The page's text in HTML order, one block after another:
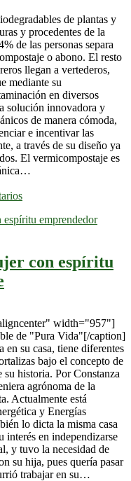
de plantas y
y procedentes de la
de las personas separa
o abono. El resto
llegan a vertederos,
mediante su
en diversos
solución innovadora y
de manera cómoda,
e incentivar las
a través de su diseño ya
El vermicompostaje es
con espíritu
width="957"]
de "Pura Vida"[/caption]
en su casa, tiene diferentes
bajo el concepto de
historia. Por Constanza
agrónoma de la
Actualmente está
y Energías
lo dicta la misma casa
interés en independizarse
y tuvo la necesidad de
su hija, pues quería pasar
trabajar en su…